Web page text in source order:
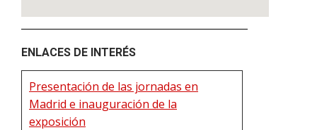
ENLACES DE INTERÉS
Presentación de las jornadas en
Madrid e inauguración de la
exposición